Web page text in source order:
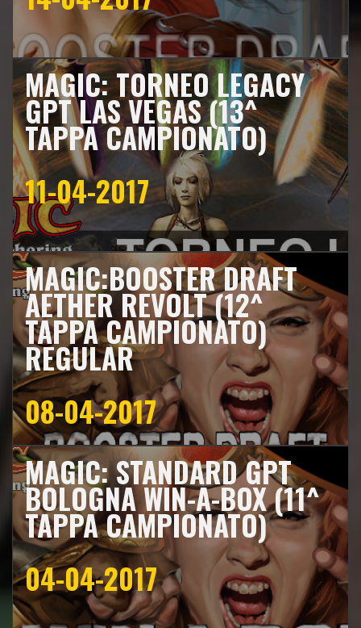
MAGIC: TORNEO LEGACY
GPT LAS VEGAS (13^
TAPPA CAMPIONATO)
11-04-2017
MAGIC:BOOSTER DRAFT
AETHER REVOLT (12^
TAPPA CAMPIONATO)
REGULAR
08-04-2017
MAGIC: STANDARD GPT
BOLOGNA WIN-A-BOX (11^
TAPPA CAMPIONATO)
04-04-2017